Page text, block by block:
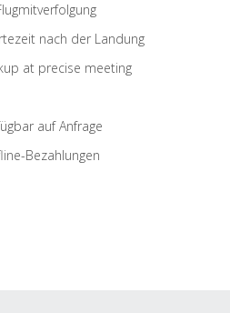
nach der Landung
at precise meeting
auf Anfrage
Bezahlungen